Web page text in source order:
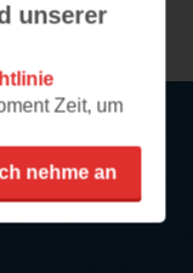
unserer
Zeit, um
nehme an